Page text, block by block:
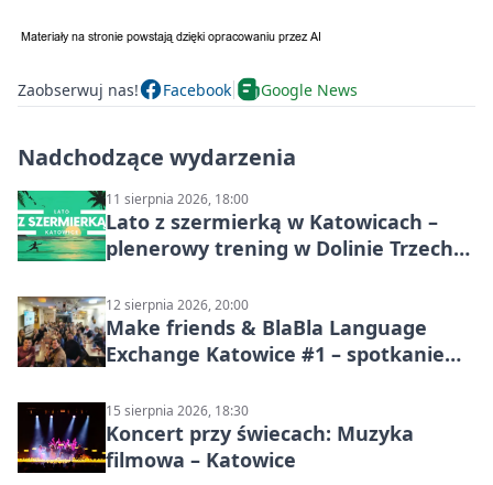
Zaobserwuj nas! Facebook Google News
Nadchodzące wydarzenia
11 sierpnia 2026, 18:00
Lato z szermierką w Katowicach –
plenerowy trening w Dolinie Trzech
12 sierpnia 2026, 20:00
Make friends & BlaBla Language
Exchange Katowice #1 – spotkanie
15 sierpnia 2026, 18:30
Koncert przy świecach: Muzyka
filmowa – Katowice